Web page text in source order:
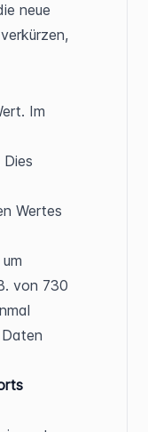
neue
Im
Wertes
von 730